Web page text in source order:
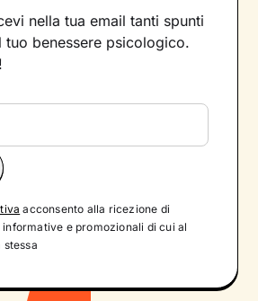
nella tua email tanti spunti
tuo benessere psicologico.
acconsento alla ricezione di
e promozionali di cui al
stessa